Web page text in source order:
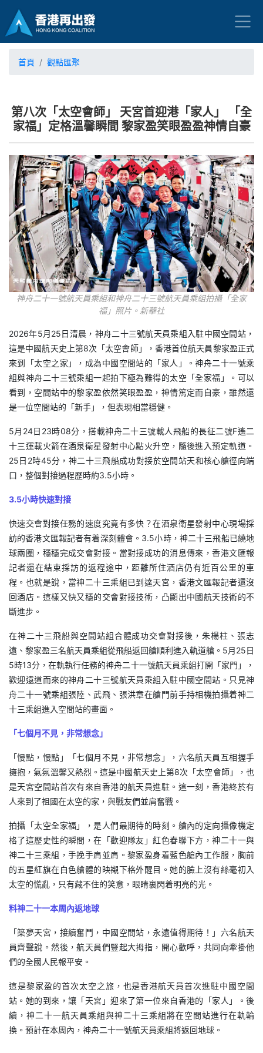
首頁 觀點匯聚
第八次「太空會師」 天宮首迎港「家人」 「全
家福」定格溫馨瞬間 黎家盈笑眼盈盈神情自豪
神舟二十一號航天員乘組和神舟二十三號航天員乘組拍攝「全家
福」照片。新華社
2026年5月25日清晨，神舟二十三號航天員乘組入駐中國空間站，
這是中國航天史上第8次「太空會師」，香港首位航天員黎家盈正式
來到「太空之家」，成為中國空間站的「家人」。神舟二十一號乘
組與神舟二十三號乘組一起拍下極為難得的太空「全家福」。可以
看到，空間站中的黎家盈依然笑眼盈盈，神情篤定而自豪，雖然還
是一位空間站的「新手」，但表現相當穩健。
5月24日23時08分，搭載神舟二十三號載人飛船的長征二號F遙二
十三運載火箭在酒泉衛星發射中心點火升空，隨後進入預定軌道。
25日2時45分，神二十三飛船成功對接於空間站天和核心艙徑向端
口，整個對接過程歷時約3.5小時。
3.5小時快速對接
快速交會對接任務的速度究竟有多快？在酒泉衛星發射中心現場採
訪的香港文匯報記者有着深刻體會。3.5小時，神二十三飛船已繞地
球兩圈，穩穩完成交會對接。當對接成功的消息傳來，香港文匯報
記者還在結束採訪的返程途中，距離所住酒店仍有近百公里的車
程。也就是說，當神二十三乘組已到達天宮，香港文匯報記者還沒
回酒店。這樣又快又穩的交會對接技術，凸顯出中國航天技術的不
斷進步。
在神二十三飛船與空間站組合體成功交會對接後，朱楊柱、張志
遠、黎家盈三名航天員乘組從飛船返回艙順利進入軌道艙。5月25日
5時13分，在軌執行任務的神舟二十一號航天員乘組打開「家門」，
歡迎遠道而來的神舟二十三號航天員乘組入駐中國空間站。只見神
舟二十一號乘組張陸、武飛、張洪章在艙門前手持相機拍攝着神二
十三乘組進入空間站的畫面。
「七個月不見，非常想念」
「慢點，慢點」「七個月不見，非常想念」，六名航天員互相握手
擁抱，氣氛溫馨又熱烈。這是中國航天史上第8次「太空會師」，也
是天宮空間站首次有來自香港的航天員進駐。這一刻，香港終於有
人來到了祖國在太空的家，與戰友們並肩奮戰。
拍攝「太空全家福」，是人們最期待的時刻。艙內的定向攝像機定
格了這歷史性的瞬間，在「歡迎隊友」紅色春聯下方，神二十一與
神二十三乘組，手挽手肩並肩。黎家盈身着藍色艙內工作服，胸前
的五星紅旗在白色艙體的映襯下格外醒目。她的臉上沒有絲毫初入
太空的慌亂，只有藏不住的笑意，眼睛裏閃着明亮的光。
料神二十一本周內返地球
「築夢天宮，接續奮鬥，中國空間站，永遠值得期待！」六名航天
員齊聲說。然後，航天員們豎起大拇指，開心歡呼，共同向牽掛他
們的全國人民報平安。
這是黎家盈的首次太空之旅，也是香港航天員首次進駐中國空間
站。她的到來，讓「天宮」迎來了第一位來自香港的「家人」。後
續，神二十一航天員乘組與神二十三乘組將在空間站進行在軌輪
換。預計在本周內，神舟二十一號航天員乘組將返回地球。